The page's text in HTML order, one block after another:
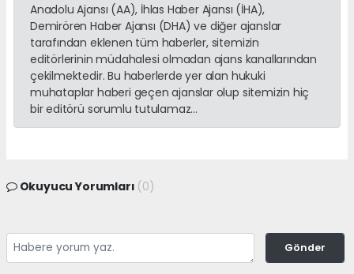
Anadolu Ajansı (AA), İhlas Haber Ajansı (İHA),
Demirören Haber Ajansı (DHA) ve diğer ajanslar
tarafından eklenen tüm haberler, sitemizin
editörlerinin müdahalesi olmadan ajans kanallarından
çekilmektedir. Bu haberlerde yer alan hukuki
muhataplar haberi geçen ajanslar olup sitemizin hiç
bir editörü sorumlu tutulamaz...
Okuyucu Yorumları (0)
Gönder